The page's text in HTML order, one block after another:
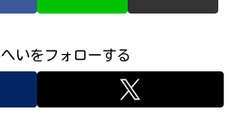
いをフォローする